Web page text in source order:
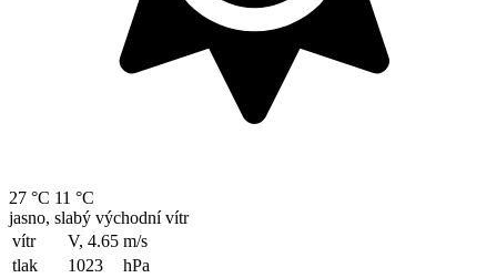
27 °C 11 °C
jasno, slabý východní vítr
vítr
V, 4.65 m/s
tlak
1023
hPa